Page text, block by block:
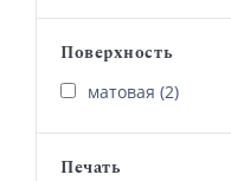
Поверхность
матовая (2)
Печать